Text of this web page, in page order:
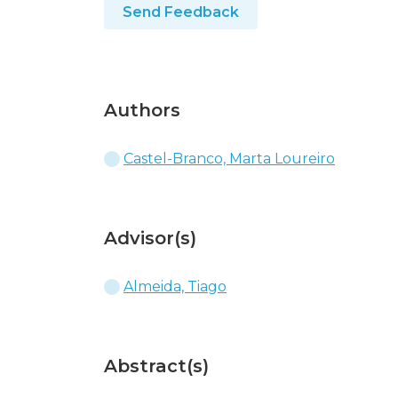
Send Feedback
Authors
Castel-Branco, Marta Loureiro
Advisor(s)
Almeida, Tiago
Abstract(s)